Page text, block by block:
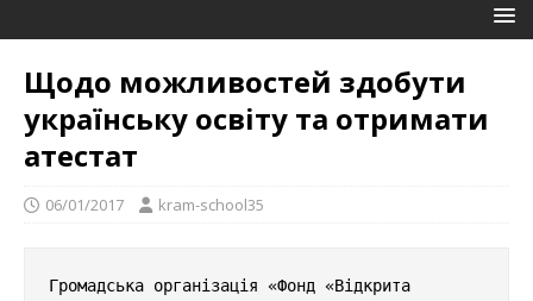
Щодо можливостей здобути
українську освіту та отримати
атестат
06/01/2017 kram-school35
Громадська організація «Фонд «Відкрита